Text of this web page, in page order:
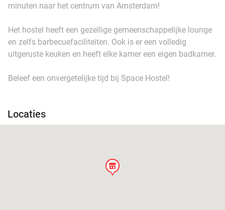
minuten naar het centrum van Amsterdam!
Het hostel heeft een gezellige gemeenschappelijke lounge
en zelfs barbecuefaciliteiten. Ook is er een volledig
uitgeruste keuken en heeft elke kamer een eigen badkamer.
Beleef een onvergetelijke tijd bij Space Hostel!
Locaties
store